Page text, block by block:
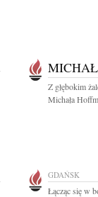
Z głębokim
Michała
GDAŃSK
Łącząc się w